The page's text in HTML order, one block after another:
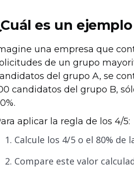
es un
una empresa que
de un grupo
del grupo A, se
candidatos del grupo B,
aplicar la regla de los 4/5:
Calcule los 4/5 o el 80% de
Compare este valor